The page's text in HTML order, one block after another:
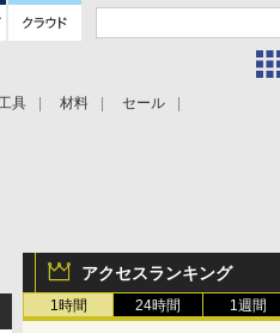
具 材料 セール
アクセスランキング
1時間 24時間 1週間